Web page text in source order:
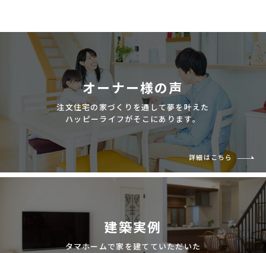
オーナー様の声
注文住宅の家づくりを通して夢を叶えた
ハッピーライフがそこにあります。
詳細はこちら
建築実例
タマホームで家を建てていただいた